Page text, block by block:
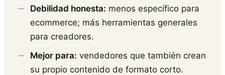
Debilidad honesta: menos específico para
ecommerce; más herramientas generales
para creadores.
Mejor para: vendedores que también crean
su propio contenido de formato corto.